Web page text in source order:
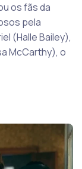
os fãs da
pela
(Halle Bailey),
McCarthy), o